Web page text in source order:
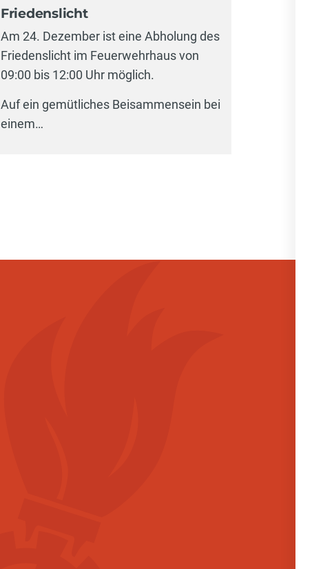
Friedenslicht
Am 24. Dezember ist eine Abholung des
Friedenslicht im Feuerwehrhaus von
09:00 bis 12:00 Uhr möglich.
Auf ein gemütliches Beisammensein bei
einem…